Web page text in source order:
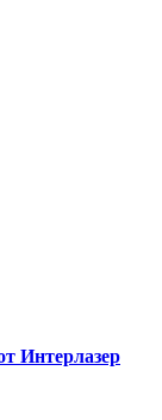
Интерлазер